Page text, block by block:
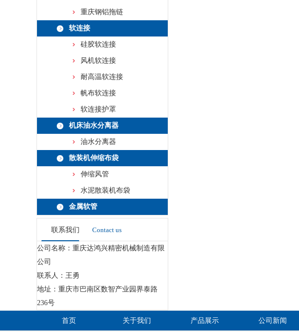
重庆钢铝拖链
软连接
硅胶软连接
风机软连接
耐高温软连接
帆布软连接
软连接护罩
机床油水分离器
油水分离器
散装机伸缩布袋
伸缩风管
水泥散装机布袋
金属软管
联系我们 Contact us
公司名称：重庆达鸿兴精密机械制造有限
公司
联系人：王勇
地址：重庆市巴南区数智产业园界泰路
236号
首页 关于我们 产品展示 公司新闻